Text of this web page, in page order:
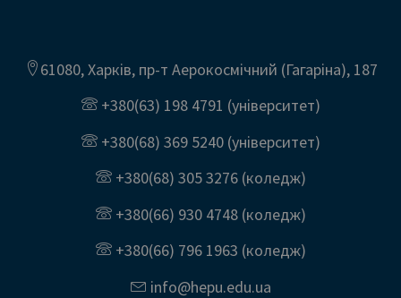
61080, Харків, пр-т Аерокосмічний (Гагаріна), 187
+380(63) 198 4791 (університет)
+380(68) 369 5240(університет)
+380(68) 305 3276(коледж)
+380(66) 930 4748(коледж)
+380(66) 796 1963 (коледж)
info@hepu.edu.ua